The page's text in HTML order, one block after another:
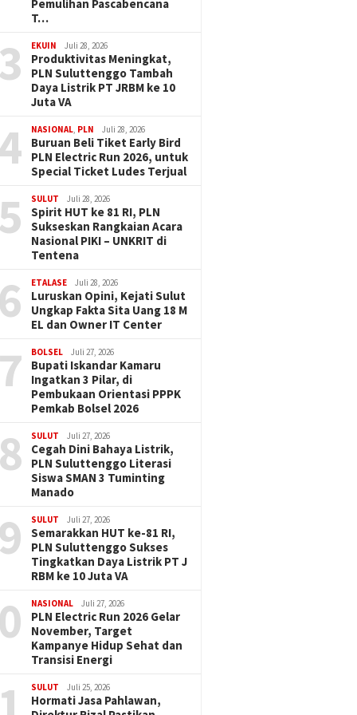
Pemulihan Pascabencana
T…
EKUIN Juli 28, 2026
Produktivitas Meningkat,
PLN Suluttenggo Tambah
Daya Listrik PT JRBM ke 10
Juta VA
NASIONAL PLN Juli 28, 2026
Buruan Beli Tiket Early Bird
PLN Electric Run 2026, untuk
Special Ticket Ludes Terjual
SULUT Juli 28, 2026
Spirit HUT ke 81 RI, PLN
Sukseskan Rangkaian Acara
Nasional PIKI – UNKRIT di
Tentena
ETALASE Juli 28, 2026
Luruskan Opini, Kejati Sulut
Ungkap Fakta Sita Uang 18 M
EL dan Owner IT Center
BOLSEL Juli 27, 2026
Bupati Iskandar Kamaru
Ingatkan 3 Pilar, di
Pembukaan Orientasi PPPK
Pemkab Bolsel 2026
SULUT Juli 27, 2026
Cegah Dini Bahaya Listrik,
PLN Suluttenggo Literasi
Siswa SMAN 3 Tuminting
Manado
SULUT Juli 27, 2026
Semarakkan HUT ke-81 RI,
PLN Suluttenggo Sukses
Tingkatkan Daya Listrik PT J
RBM ke 10 Juta VA
NASIONAL Juli 27, 2026
PLN Electric Run 2026 Gelar
November, Target
Kampanye Hidup Sehat dan
Transisi Energi
SULUT Juli 25, 2026
Hormati Jasa Pahlawan,